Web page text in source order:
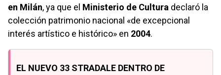
en Milán, ya que el Ministerio de Cultura declaró la
colección patrimonio nacional «de excepcional
interés artístico e histórico» en 2004.
EL NUEVO 33 STRADALE DENTRO DE